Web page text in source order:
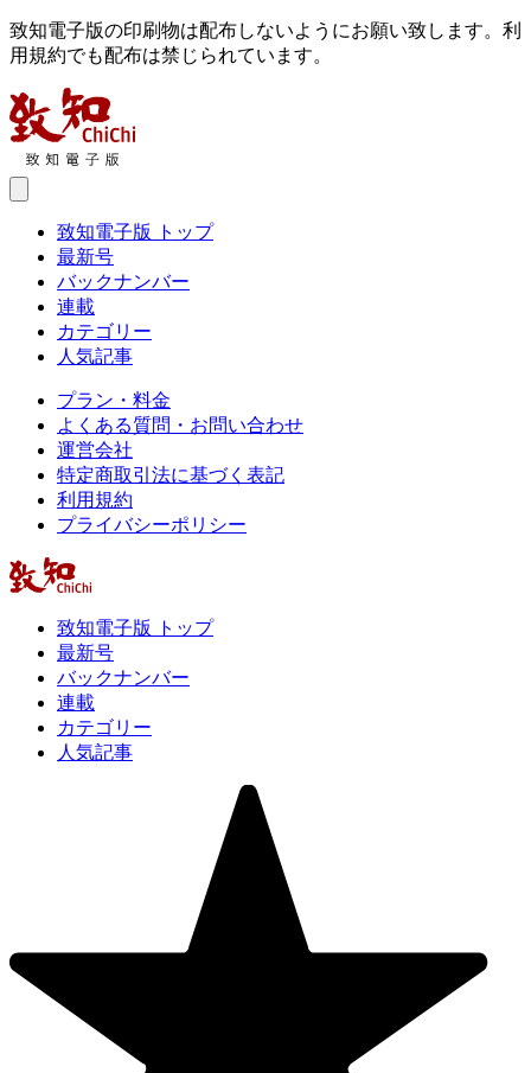
致知電子版の印刷物は配布しないようにお願い致します。利
用規約でも配布は禁じられています。
致知電子版 トップ
最新号
バックナンバー
連載
カテゴリー
人気記事
プラン・料金
よくある質問・お問い合わせ
運営会社
特定商取引法に基づく表記
利用規約
プライバシーポリシー
致知電子版 トップ
最新号
バックナンバー
連載
カテゴリー
人気記事